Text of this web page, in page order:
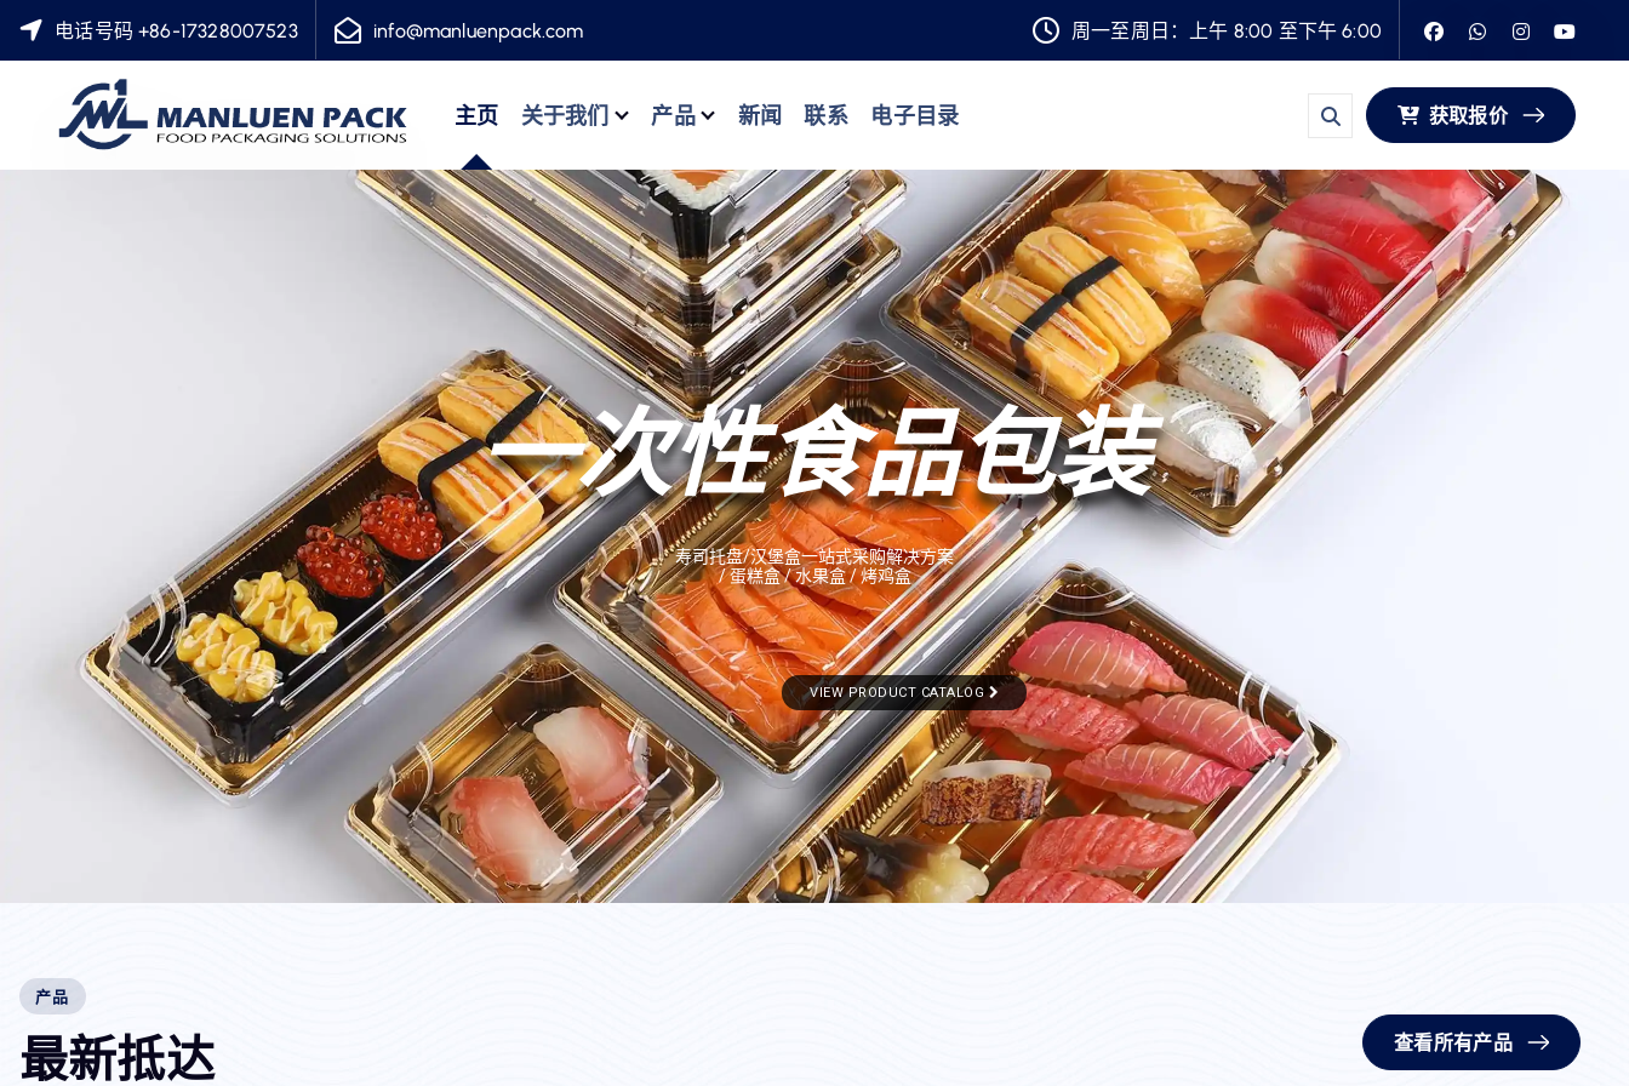
电话号码 +86-17328007523 info@manluenpack.com 周一至周日：上午 8:00 至下午 6:00
主页 关于我们 产品 新闻 联系 电子目录 获取报价
寿司托盘/汉堡盒一站式采购解决方案
/ 蛋糕盒 / 水果盒 / 烤鸡盒
VIEW PRODUCT CATALOG
一次性食品包装
产品
最新抵达 查看所有产品